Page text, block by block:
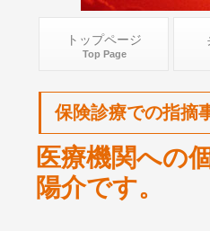
保険診療での指摘
医療機関への
陽介です。
トップページ
Top Page